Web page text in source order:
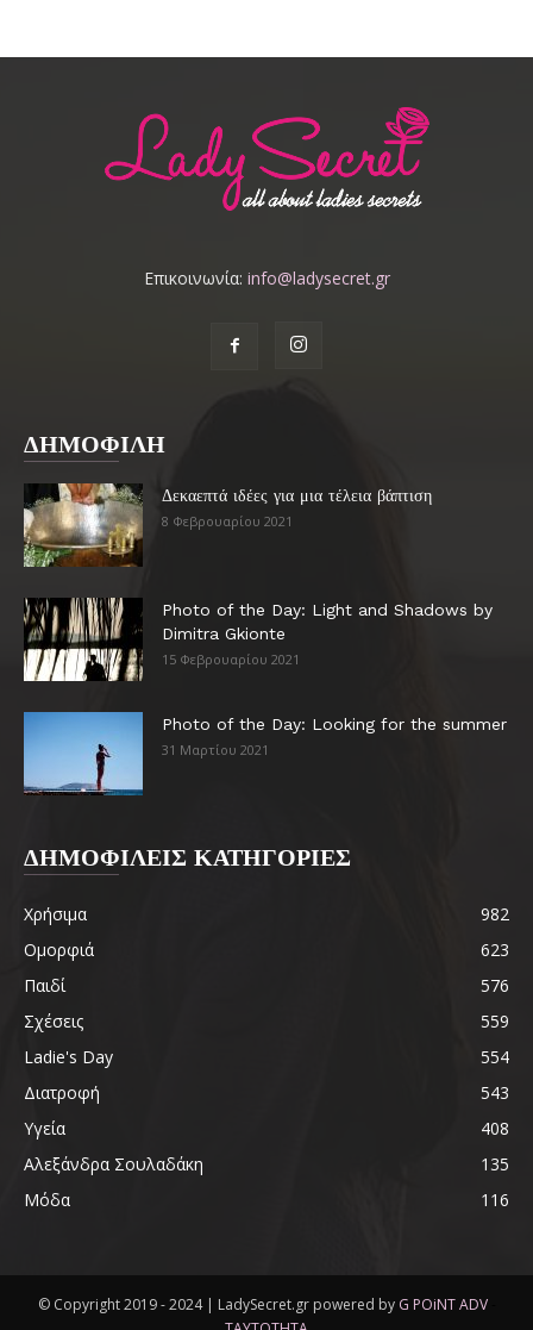
Επικοινωνία: info@ladysecret.gr
ΔΗΜΟΦΙΛΗ
Δεκαεπτά ιδέες για μια τέλεια βάπτιση
8 Φεβρουαρίου 2021
Photo of the Day: Light and Shadows by
Dimitra Gkionte
15 Φεβρουαρίου 2021
Photo of the Day: Looking for the summer
31 Μαρτίου 2021
ΔΗΜΟΦΙΛΕΙΣ ΚΑΤΗΓΟΡΙΕΣ
Χρήσιμα
982
Ομορφιά
623
Παιδί
576
Σχέσεις
559
Ladie's Day
554
Διατροφή
543
Υγεία
408
Αλεξάνδρα Σουλαδάκη
135
Μόδα
116
© Copyright 2019 - 2024 | LadySecret.gr powered by G POiNT ADV